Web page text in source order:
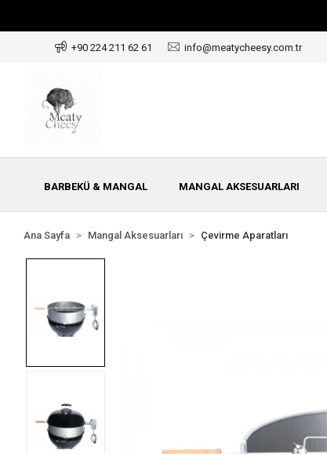
+90 224 211 62 61 info@meatycheesy.com.tr
BARBEKÜ & MANGAL MANGAL AKSESUARLARI
Ana Sayfa Mangal Aksesuarları Çevirme Aparatları